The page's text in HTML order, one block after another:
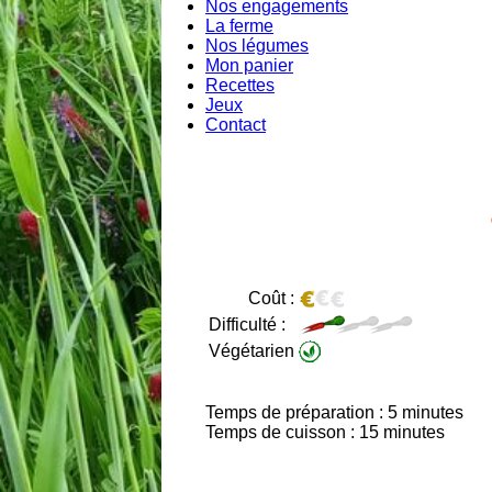
Nos engagements
La ferme
Nos légumes
Mon panier
Recettes
Jeux
Contact
Coût :
Difficulté :
Végétarien
Temps de préparation : 5 minutes
Temps de cuisson : 15 minutes